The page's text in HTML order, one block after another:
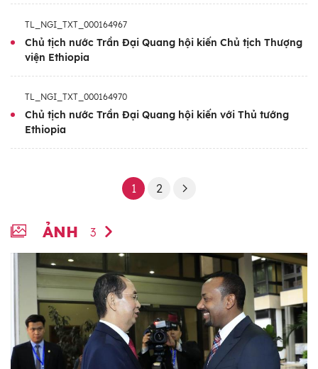
TL_NGI_TXT_000164967
Chủ tịch nước Trần Đại Quang hội kiến Chủ tịch Thượng
viện Ethiopia
TL_NGI_TXT_000164970
Chủ tịch nước Trần Đại Quang hội kiến với Thủ tướng
Ethiopia
1 2
ẢNH 3